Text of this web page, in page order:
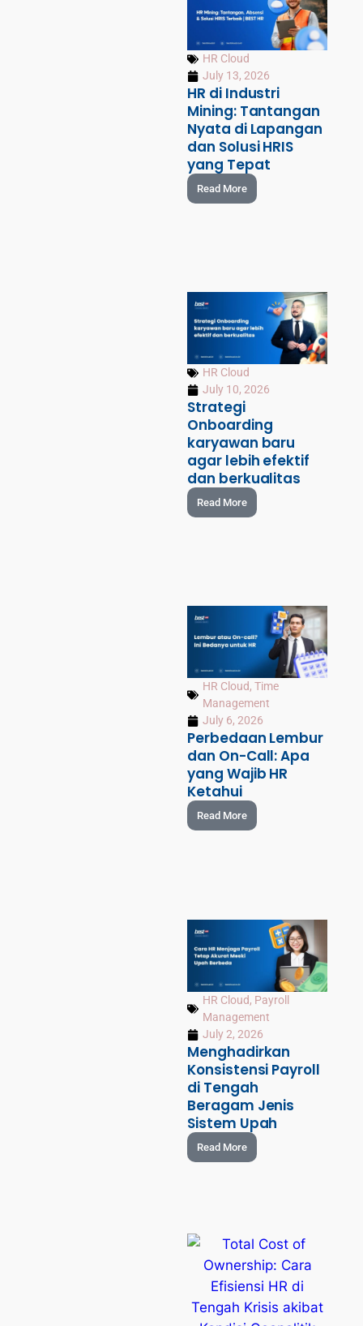
HR Cloud
July 13, 2026
HR di Industri
Mining: Tantangan
Nyata di Lapangan
dan Solusi HRIS
yang Tepat
Read More
HR Cloud
July 10, 2026
Strategi
Onboarding
karyawan baru
agar lebih efektif
dan berkualitas
Read More
HR Cloud,Time
Management
July 6, 2026
Perbedaan Lembur
dan On-Call: Apa
yang Wajib HR
Ketahui
Read More
HR Cloud, Payroll
Management
July 2, 2026
Menghadirkan
Konsistensi Payroll
di Tengah
Beragam Jenis
Sistem Upah
Read More